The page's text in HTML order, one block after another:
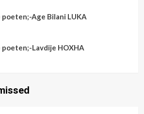
Age Bilani LUKA
Lavdije HOXHA